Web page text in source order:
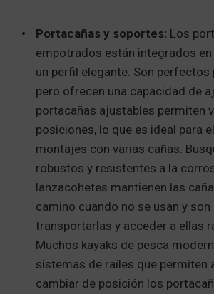
Portacañas y soportes: Los
empotrados están integrados en
un perfil elegante. Son perfectos
pero ofrecen una capacidad de
portacañas ajustables permiten
posiciones, lo que es ideal para
montajes con varias cañas.
robustos y resistentes a la
lanzacohetes mantienen las
camino cuando no se usan y son
transportarlas y acceder a ellas
Muchos kayaks de pesca
sistemas de raíles que permiten
cambiar de posición los